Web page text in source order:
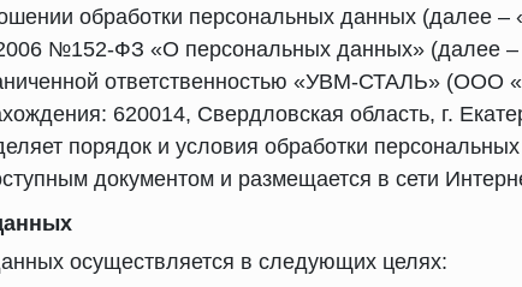
обработки персональных данных (далее –
№152-ФЗ «О персональных данных» (далее
ответственностью «УВМ-СТАЛЬ»
620014, Свердловская область, г.
порядок и условия обработки
документом и размещается в сети
осуществляется в следующих целях: